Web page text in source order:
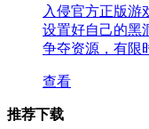
入侵官方正版游
设置好自己的黑
争夺资源，有限
查看
推荐下载